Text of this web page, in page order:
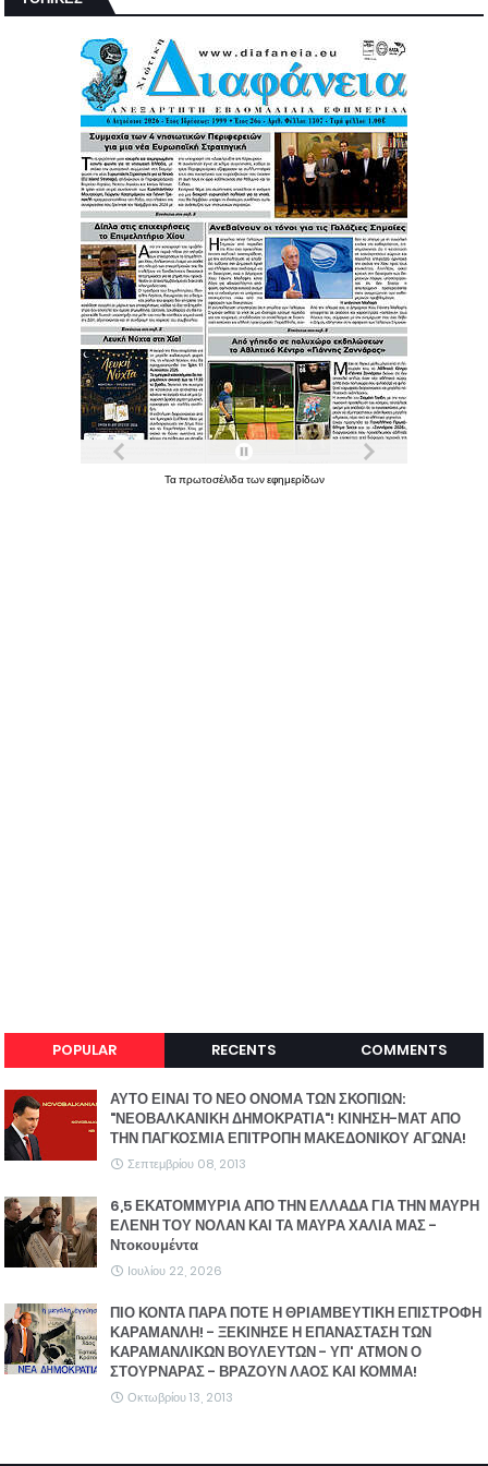
Ταπρωτοσέλιδατωνεφημερίδων
POPULAR RECENTS COMMENTS
ΑΥΤΟ ΕΙΝΑΙ ΤΟ ΝΕΟ ΟΝΟΜΑ ΤΩΝ ΣΚΟΠΙΩΝ:
"ΝΕΟΒΑΛΚΑΝΙΚΗ ΔΗΜΟΚΡΑΤΙΑ"! ΚΙΝΗΣΗ-ΜΑΤ ΑΠΟ
ΤΗΝ ΠΑΓΚΟΣΜΙΑ ΕΠΙΤΡΟΠΗ ΜΑΚΕΔΟΝΙΚΟΥ ΑΓΩΝΑ!
Σεπτεμβρίου 08, 2013
6,5 ΕΚΑΤΟΜΜΥΡΙΑ ΑΠΟ ΤΗΝ ΕΛΛΑΔΑ ΓΙΑ ΤΗΝ ΜΑΥΡΗ
ΕΛΕΝΗ ΤΟΥ ΝΟΛΑΝ ΚΑΙ ΤΑ ΜΑΥΡΑ ΧΑΛΙΑ ΜΑΣ -
Ντοκουμέντα
Ιουλίου 22, 2026
ΠΙΟ ΚΟΝΤΑ ΠΑΡΑ ΠΟΤΕ Η ΘΡΙΑΜΒΕΥΤΙΚΗ ΕΠΙΣΤΡΟΦΗ
ΚΑΡΑΜΑΝΛΗ! - ΞΕΚΙΝΗΣΕ Η ΕΠΑΝΑΣΤΑΣΗ ΤΩΝ
ΚΑΡΑΜΑΝΛΙΚΩΝ ΒΟΥΛΕΥΤΩΝ - ΥΠ' ΑΤΜΟΝ Ο
ΣΤΟΥΡΝΑΡΑΣ - ΒΡΑΖΟΥΝ ΛΑΟΣ ΚΑΙ ΚΟΜΜΑ!
Οκτωβρίου 13, 2013